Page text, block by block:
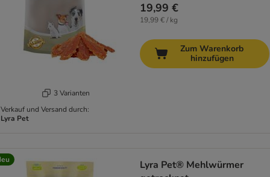
3 Varianten
Verkauf und Versand durch:
Lyra Pet
19,99 €
19,99 € / kg
Zum Warenkorb
hinzufügen
Lyra Pet® Mehlwürmer